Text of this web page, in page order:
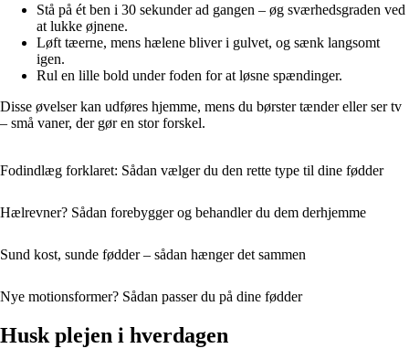
Stå på ét ben i 30 sekunder ad gangen – øg sværhedsgraden ved
at lukke øjnene.
Løft tæerne, mens hælene bliver i gulvet, og sænk langsomt
igen.
Rul en lille bold under foden for at løsne spændinger.
Disse øvelser kan udføres hjemme, mens du børster tænder eller ser tv
– små vaner, der gør en stor forskel.
Fodindlæg forklaret: Sådan vælger du den rette type til dine fødder
Hælrevner? Sådan forebygger og behandler du dem derhjemme
Sund kost, sunde fødder – sådan hænger det sammen
Nye motionsformer? Sådan passer du på dine fødder
Husk plejen i hverdagen